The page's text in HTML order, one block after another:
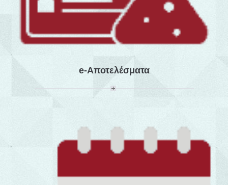
e-Αποτελέσματα